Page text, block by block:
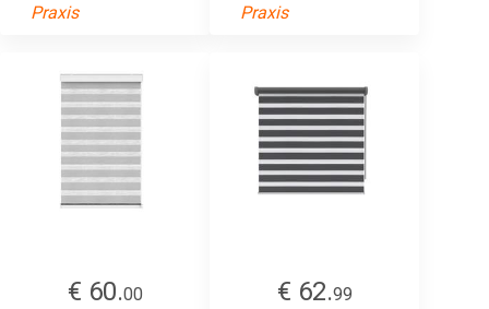
Praxis Praxis
€ 60.00 € 62.99